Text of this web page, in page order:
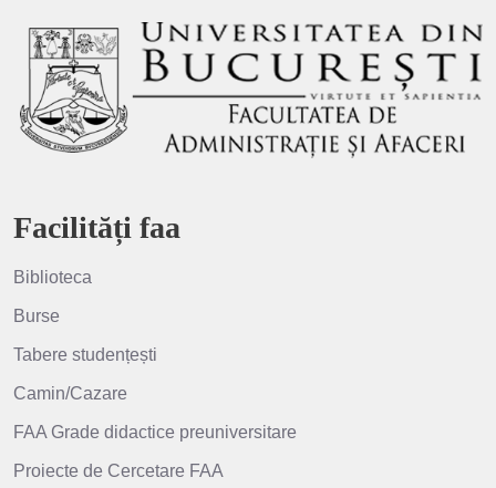
Facilități faa
Biblioteca
Burse
Tabere studențești
Camin/Cazare
FAA Grade didactice preuniversitare
Proiecte de Cercetare FAA